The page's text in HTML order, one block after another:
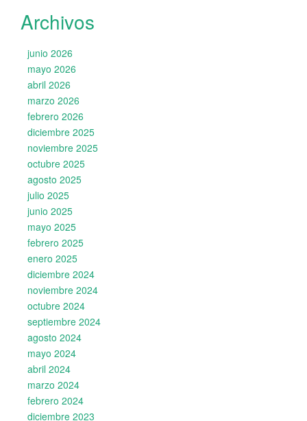
Archivos
junio 2026
mayo 2026
abril 2026
marzo 2026
febrero 2026
diciembre 2025
noviembre 2025
octubre 2025
agosto 2025
julio 2025
junio 2025
mayo 2025
febrero 2025
enero 2025
diciembre 2024
noviembre 2024
octubre 2024
septiembre 2024
agosto 2024
mayo 2024
abril 2024
marzo 2024
febrero 2024
diciembre 2023